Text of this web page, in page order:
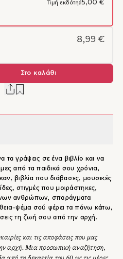
Τιμή εκδότη: 15,00 €
8,99 €
Στο καλάθι
γράψεις σε ένα βιβλίο και να
από τα παιδικά σου χρόνια,
βιβλία που διάβασες, μουσικές
στιγμές που μοιράστηκες,
ανθρώπων, σπαράγματα
ψέμα σού φέρει τα πάνω κάτω,
τη ζωή σου από την αρχή.
και τις αποφάσεις που μας
αρχή. Μια προσωπική αναζήτηση,